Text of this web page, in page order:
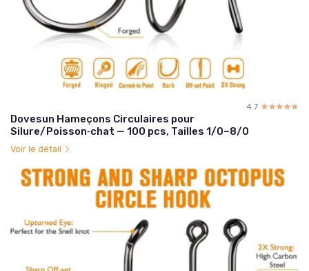
4.7 ☆☆☆☆☆
★★★★★
Dovesun Hameçons Circulaires pour
Silure/Poisson‑chat — 100 pcs, Tailles 1/0–8/0
Voir le détail